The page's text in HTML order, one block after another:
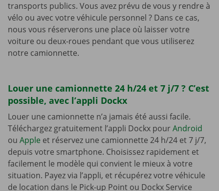
transports publics. Vous avez prévu de vous y rendre à
vélo ou avec votre véhicule personnel ? Dans ce cas,
nous vous réserverons une place où laisser votre
voiture ou deux-roues pendant que vous utiliserez
notre camionnette.
Louer une camionnette 24 h/24 et 7 j/7 ? C’est
possible, avec l’appli Dockx
Louer une camionnette n’a jamais été aussi facile.
Téléchargez gratuitement l’appli Dockx pourAndroid
ou Apple et réservez une camionnette 24 h/24 et 7 j/7,
depuis votre smartphone. Choisissez rapidement et
facilement le modèle qui convient le mieux à votre
situation. Payez via l’appli, et récupérez votre véhicule
de location dans le Pick-up Point ou Dockx Service